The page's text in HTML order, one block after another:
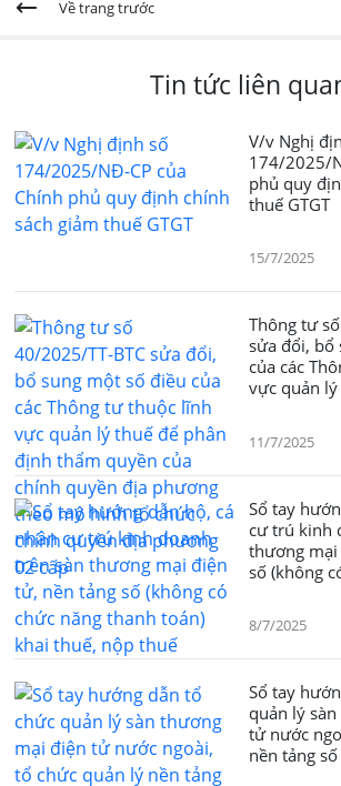
Về trang trước
Tin tức liên
V/v Nghị
174/2025/
phủ quy
thuế GTGT
15/7/2025
Thông tư
sửa đổi, bổ
của các
vực quản lý
chức chính
02 cấp
11/7/2025
Sổ tay
cư trú kinh
thương
số (không
8/7/2025
Sổ tay
quản lý
tử nước
nền tảng